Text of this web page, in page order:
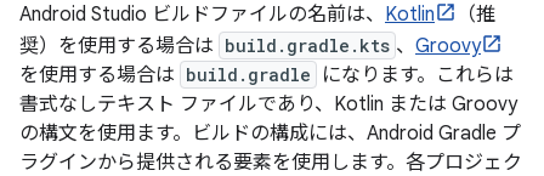
Android Studio ビルドファイルの名前は、 Kotlin
（推
奨）を使用する場合は build.gradle.kts 、 Groovy
を使用する場合は build.gradle
になります。これらは
書式なしテキスト ファイルであり、Kotlin または Groovy
の構文を使用ます。ビルドの構成には、Android Gradle プ
ラグインから提供される要素を使用します。各プロジェク